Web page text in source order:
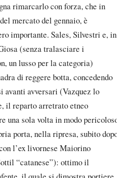
rimarcarlo con forza, che in
mercato del gennaio, è
importante. Sales, Silvestri e, in
(senza tralasciare i
un lusso per la categoria)
di reggere botta, concedendo
avanti avversari (Vazquez lo
il reparto arretrato etneo
una sola volta in modo
porta, nella ripresa, subito
l’ex livornese Maiorino
“catanese”): ottimo il